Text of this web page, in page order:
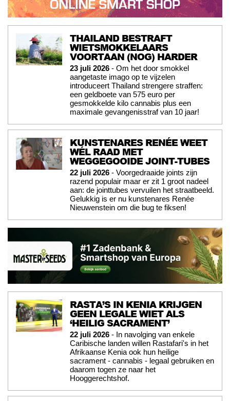
THAILAND BESTRAFT
WIETSMOKKELAARS
VOORTAAN (NOG) HARDER
23 juli 2026 - Om het door smokkel
aangetaste imago op te vijzelen
introduceert Thailand strengere straffen:
een geldboete van 575 euro per
gesmokkelde kilo cannabis plus een
maximale gevangenisstraf van 10 jaar!
KUNSTENARES RENÉE WEET
WÉL RAAD MET
WEGGEGOOIDE JOINT-TUBES
22 juli 2026 - Voorgedraaide joints zijn
razend populair maar er zit 1 groot nadeel
aan: de jointtubes vervuilen het straatbeeld.
Gelukkig is er nu kunstenares Renée
Nieuwenstein om die bug te fiksen!
RASTA’S IN KENIA KRIJGEN
GEEN LEGALE WIET ALS
‘HEILIG SACRAMENT’
22 juli 2026 - In navolging van enkele
Caribische landen willen Rastafari's in het
Afrikaanse Kenia ook hun heilige
sacrament - cannabis - legaal gebruiken en
daarom togen ze naar het
Hooggerechtshof.